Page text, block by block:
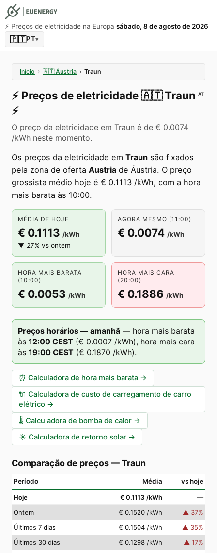
⚡️ Preços de eletricidade na Europa sábado, 8 de agosto de 2026
🇵🇹PT▾
Início › 🇦🇹 Áustria › Traun
⚡️ Preços de eletricidade🇦🇹Traun AT
⚡️
O preço da eletricidade em Traun é de € 0.0074
/kWh neste momento.
Os preços da eletricidade em Traun são fixados
pela zona de oferta Austria de Áustria. O preço
grossista médio hoje é € 0.1113 /kWh, com a hora
mais barata às 10:00.
MÉDIA DE HOJE
€ 0.1113 /kWh
▼ 27% vs ontem
AGORA MESMO (11:00)
€ 0.0074 /kWh
HORA MAIS BARATA
(10:00)
€ 0.0053 /kWh
HORA MAIS CARA
(20:00)
€ 0.1886 /kWh
Preços horários — amanhã — hora mais barata
às 12:00 CEST (€ 0.0007 /kWh), hora mais cara
às 19:00 CEST (€ 0.1870 /kWh).
⏰ Calculadora de hora mais barata →
🔌 Calculadora de custo de carregamento de carro
elétrico →
🌡️ Calculadora de bomba de calor →
☀️ Calculadora de retorno solar →
Comparação de preços—Traun
Período Média vs hoje
Hoje € 0.1113 /kWh
—
Ontem
€ 0.1520 /kWh ▲ 37%
Últimos 7 dias
€ 0.1504 /kWh ▲ 35%
Últimos 30 dias
€ 0.1298 /kWh ▲ 17%